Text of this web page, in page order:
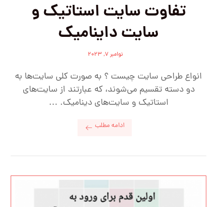
تفاوت سایت‌ استاتیک و
سایت‌ داینامیک
نوامبر ۷, ۲۰۲۳
انواع طراحی سایت چیست ؟ به صورت کلی سایت‌ها به
دو دسته تقسیم می‌شوند، که عبارتند از سایت‌های
استاتیک و سایت‌های دینامیک. ...
ادامه مطلب